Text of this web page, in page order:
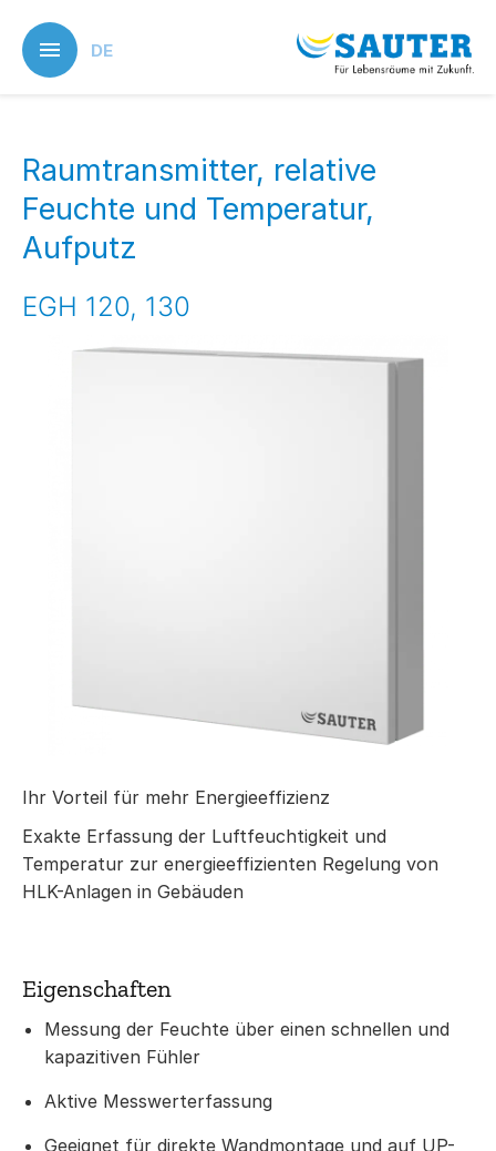
main
content
DE
Raumtransmitter, relative
Feuchte und Temperatur,
Aufputz
EGH 120, 130
Ihr Vorteil für mehr Energieeffizienz
Exakte Erfassung der Luftfeuchtigkeit und
Temperatur zur energieeffizienten Regelung von
HLK-Anlagen in Gebäuden
Eigenschaften
Messung der Feuchte über einen schnellen und
kapazitiven Fühler
Aktive Messwerterfassung
Geeignet für direkte Wandmontage und auf UP-